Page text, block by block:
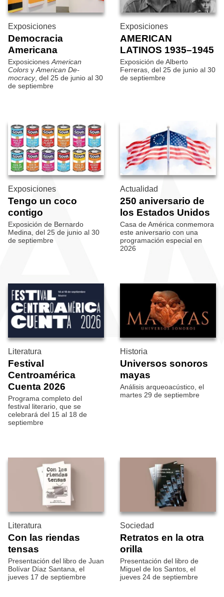
Exposiciones
Democracia
Americana
Exposiciones American
Colors y American De­
mocracy, del 25 de junio al 30
de septiembre
Exposiciones
AMERICAN
LATINOS 1935–1945
Exposición de Alberto
Ferreras, del 25 de junio al 30
de septiembre
Exposiciones
Tengo un coco
contigo
Exposición de Bernardo
Medina, del 25 de junio al 30
de septiembre
Actualidad
250 aniversario de
los Estados Unidos
Casa de América conmemora
este aniversario con una
programación especial en
2026
Literatura
Festival
Centroamérica
Cuenta 2026
Programa completo del
festival literario, que se
celebrará del 15 al 18 de
septiembre
Historia
Universos sonoros
mayas
Análisis arqueoacústico, el
martes 29 de septiembre
Literatura
Con las riendas
tensas
Presentación del libro de Juan
Bolívar Díaz Santana, el
jueves 17 de septiembre
Sociedad
Retratos en la otra
orilla
Presentación del libro de
Miguel de los Santos, el
jueves 24 de septiembre